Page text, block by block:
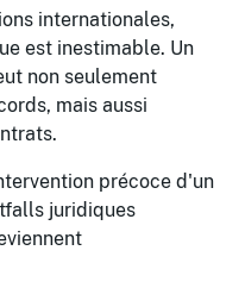
internationales,
est inestimable. Un
non seulement
mais aussi
précoce d'un
juridiques